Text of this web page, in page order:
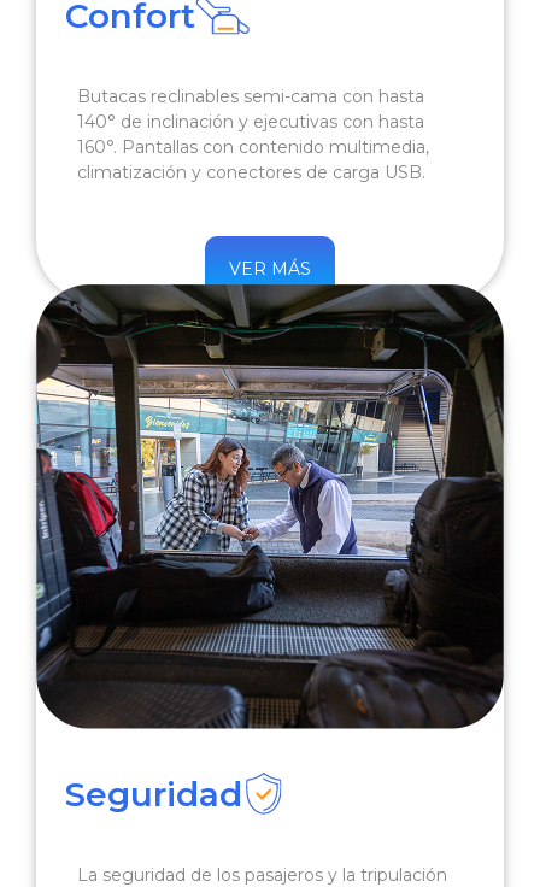
Confort
Butacas reclinables semi-cama con hasta
140° de inclinación y ejecutivas con hasta
160°. Pantallas con contenido multimedia,
climatización y conectores de carga USB.
VER MÁS
Seguridad
La seguridad de los pasajeros y la tripulación